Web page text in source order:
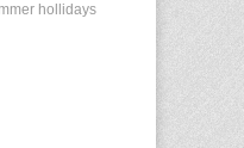
hollidays